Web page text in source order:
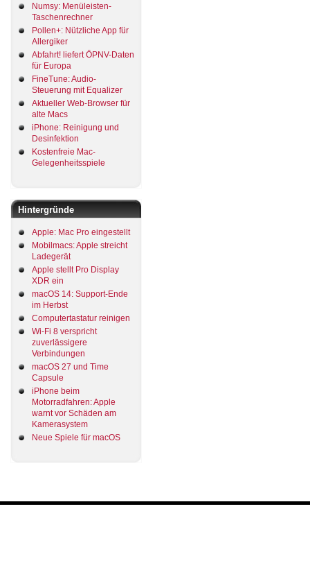
Numsy: Menüleisten-
Taschenrechner
Pollen+: Nützliche App für
Allergiker
Abfahrt! liefert ÖPNV-Daten
für Europa
FineTune: Audio-
Steuerung mit Equalizer
Aktueller Web-Browser für
alte Macs
iPhone: Reinigung und
Desinfektion
Kostenfreie Mac-
Gelegenheitsspiele
Hintergründe
Apple: Mac Pro eingestellt
Mobilmacs: Apple streicht
Ladegerät
Apple stellt Pro Display
XDR ein
macOS 14: Support-Ende
im Herbst
Computertastatur reinigen
Wi-Fi 8 verspricht
zuverlässigere
Verbindungen
macOS 27 und Time
Capsule
iPhone beim
Motorradfahren: Apple
warnt vor Schäden am
Kamerasystem
Neue Spiele für macOS